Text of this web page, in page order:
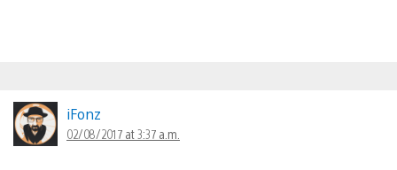
iFonz
02/08/2017 at 3:37 a.m.